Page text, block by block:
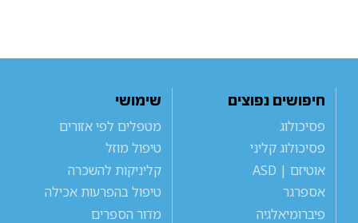
חיפושים נפוצים
פסיכולוג
פסיכולוג קליני
אוטיזם | ASD
אספרגר
פיברומיאלגיה
שימושי
מטפלים לפי אזורים
טיפול מוזל
קליניקות להשכרה
טיפול בהפרעות אכילה
מדור הספרים